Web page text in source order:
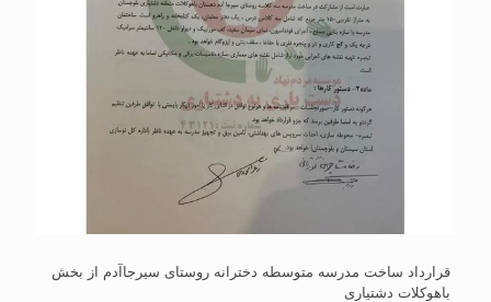
قرارداد ساخت مدرسه متوسطه دخترانه روستای سیرجاآدم از بخش
باهوکلات دشتیاری